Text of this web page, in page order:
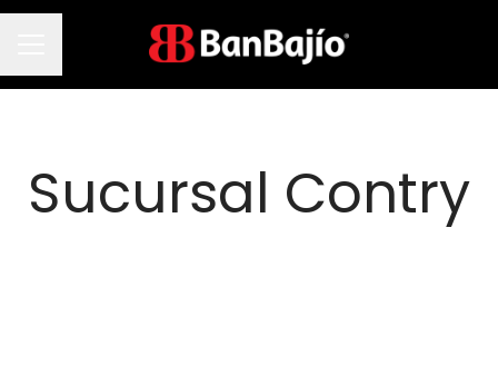
Menú de empleo
Sucursal Contry